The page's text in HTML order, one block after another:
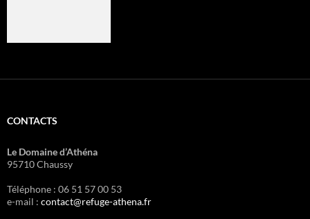
CONTACTS
Le Domaine d’Athéna
95710 Chaussy
Téléphone : 06 51 57 00 53
e-mail : contact@refuge-athena.fr